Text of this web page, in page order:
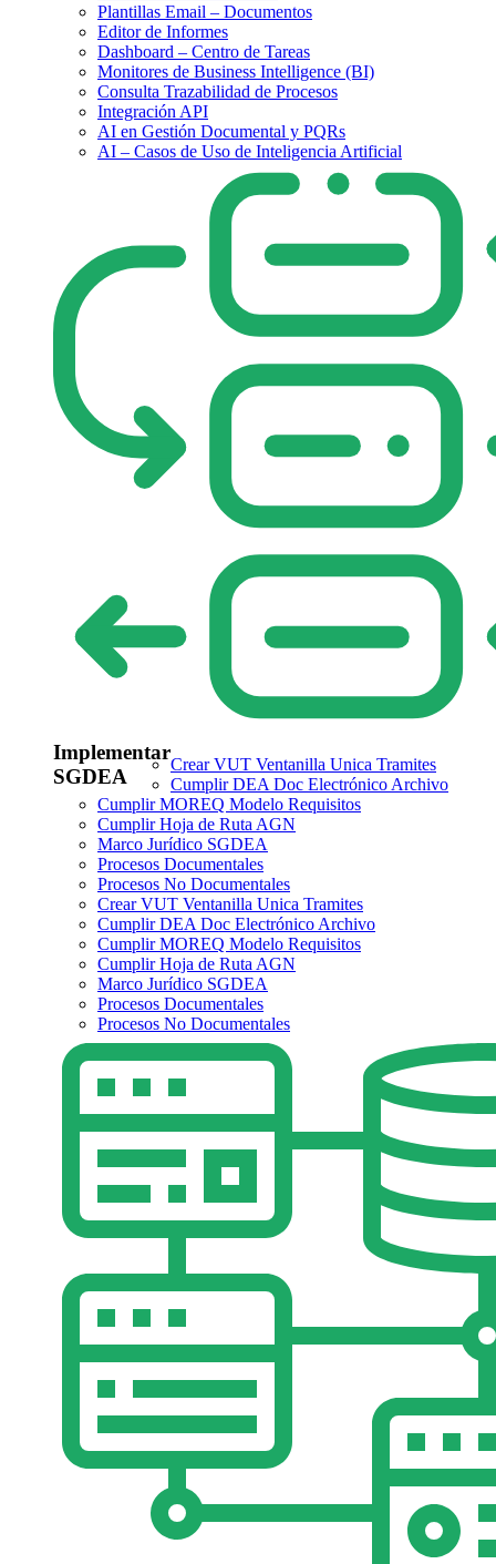
Plantillas Email – Documentos
Editor de Informes
Dashboard – Centro de Tareas
Monitores de Business Intelligence (BI)
Consulta Trazabilidad de Procesos
Integración API
AI en Gestión Documental y PQRs
AI – Casos de Uso de Inteligencia Artificial
Implementar
SGDEA
Crear VUT Ventanilla Unica Tramites
Cumplir DEA Doc Electrónico Archivo
Cumplir MOREQ Modelo Requisitos
Cumplir Hoja de Ruta AGN
Marco Jurídico SGDEA
Procesos Documentales
Procesos No Documentales
Crear VUT Ventanilla Unica Tramites
Cumplir DEA Doc Electrónico Archivo
Cumplir MOREQ Modelo Requisitos
Cumplir Hoja de Ruta AGN
Marco Jurídico SGDEA
Procesos Documentales
Procesos No Documentales